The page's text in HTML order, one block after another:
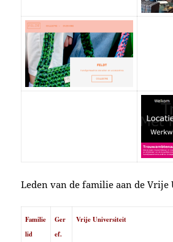
Leden van de familie aan de
Familie
lid
Ger
ef.
Vrije Universiteit